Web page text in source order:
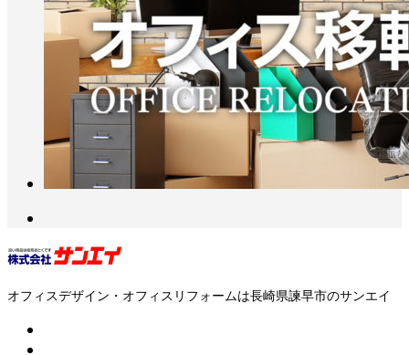
オフィスデザイン・オフィスリフォームは長崎県諫早市のサンエイ